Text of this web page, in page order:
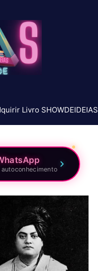
Livro SHOWDEIDEIAS